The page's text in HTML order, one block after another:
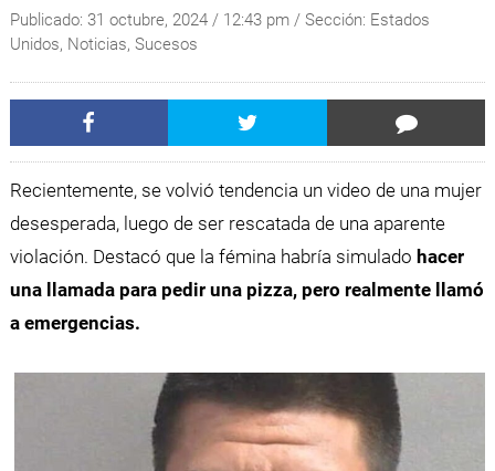
Publicado: 31 octubre, 2024/ 12:43 pm / Sección: Estados
Unidos, Noticias, Sucesos
Recientemente, se volvió tendencia un video de una mujer
desesperada, luego de ser rescatada de una aparente
violación. Destacó que la fémina habría simulado hacer
una llamada para pedir una pizza, pero realmente llamó
a emergencias.